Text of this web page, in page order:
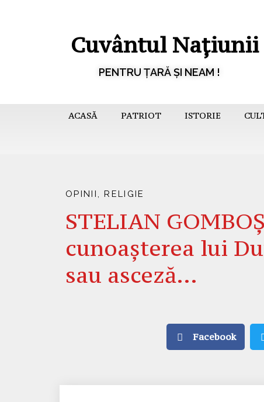
Cuvântul Națiunii
PENTRU ȚARĂ ȘI NEAM !
ACASĂ PATRIOT ISTORIE
OPINII ,RELIGIE
STELIAN
cunoaşterea lui
sau asceză…
Facebook